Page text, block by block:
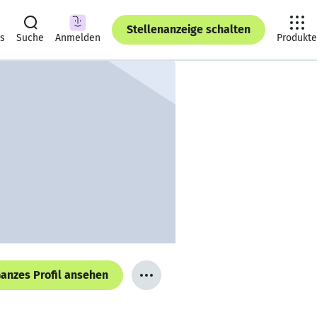
Suche Anmelden
Stellenanzeige schalten
Produkte
Profil ansehen